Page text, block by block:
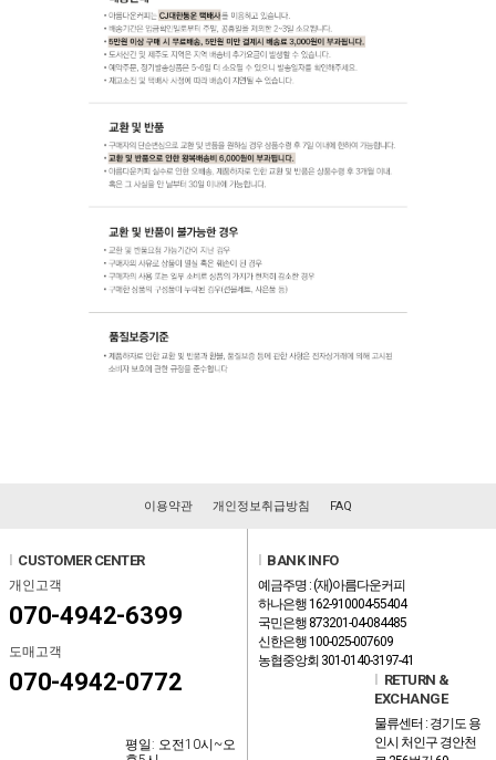
이용약관 개인정보취급방침 FAQ
CUSTOMER CENTER
개인고객
070-4942-6399
도매고객
070-4942-0772
평일: 오전10시~오
BANK INFO
예금주명 : (재)아름다운커피
하나은행 162-910004-55404
국민은행 873201-04-084485
신한은행 100-025-007609
농협중앙회 301-0140-3197-41
RETURN &
EXCHANGE
물류센터 : 경기도 용
인시 처인구 경안천